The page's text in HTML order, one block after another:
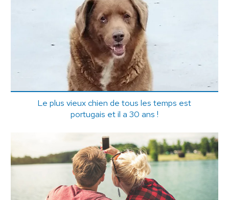
Le plus vieux chien de tous les temps est
portugais et il a 30 ans !